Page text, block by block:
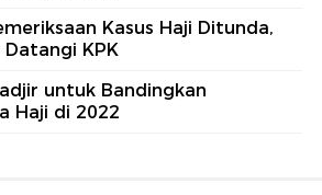
Kasus Haji Ditunda,
KPK
untuk Bandingkan
Haji di 2022